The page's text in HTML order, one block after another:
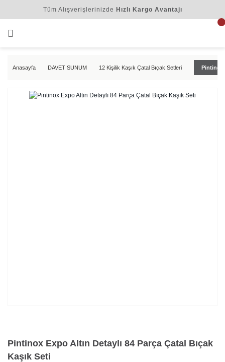
Tüm Alışverişlerinizde Hızlı Kargo Avantajı
Anasayfa DAVET SUNUM 12 Kişilik Kaşık Çatal Bıçak Setleri Pintinox
Pintinox Expo Altın Detaylı 84 Parça Çatal Bıçak
Kaşık Seti